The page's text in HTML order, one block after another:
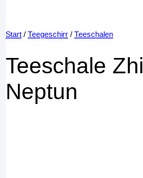
Start / Teegeschirr / Teeschalen
Teeschale
Neptun